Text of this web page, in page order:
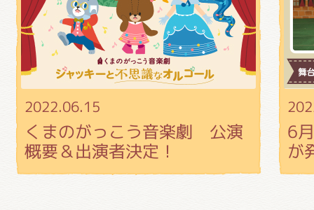
2022.06.15
くまのがっこう音楽劇 公演
概要＆出演者決定！
6
が